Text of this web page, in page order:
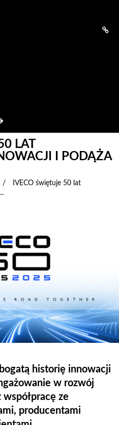
LAT
I PODĄŻA
/
IVECO świętuje 50 lat
historię innowacji
w rozwój
ze
producentami